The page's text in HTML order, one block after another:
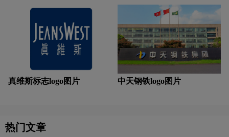
真维斯标志logo图片 中天钢铁logo图片
热门文章